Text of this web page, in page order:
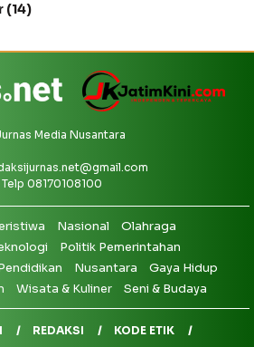
(14)
Media Nusantara
Telp 08170108100
Nasional
Olahraga
Politik Pemerintahan
Nusantara
Gaya Hidup
Wisata & Kuliner Seni & Budaya
REDAKSI KODE ETIK